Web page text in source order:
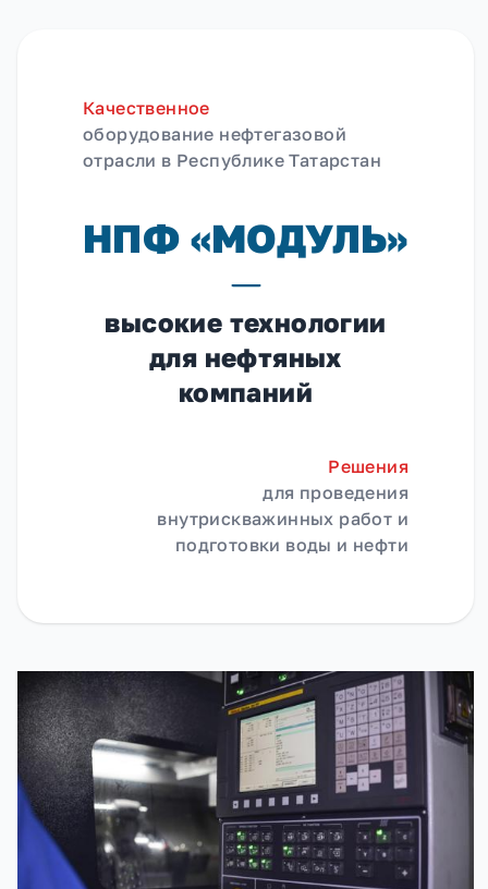
Качественное
оборудование нефтегазовой
отрасли в Республике Татарстан
НПФ «МОДУЛЬ»
высокие технологии
для нефтяных
компаний
Решения
для проведения
внутрискважинных работ и
подготовки воды и нефти